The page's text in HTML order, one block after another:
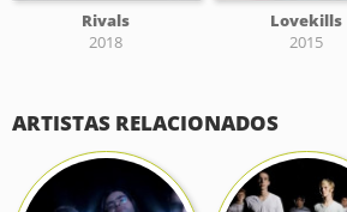
Rivals
2018
Lovekills
2015
ARTISTAS RELACIONADOS